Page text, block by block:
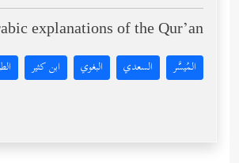
explanations of the Qur’an:
المُيسَّر السعدي البغوي ابن كثير